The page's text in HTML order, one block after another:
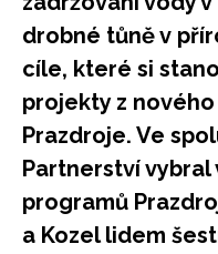
drobné tůně v
cíle, které si
projekty z
Prazdroje. Ve
Partnerství
programů
a Kozel lidem